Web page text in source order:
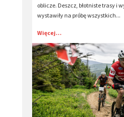
oblicze. Deszcz, błotniste trasy i
wystawiły na próbę wszystkich...
Więcej...